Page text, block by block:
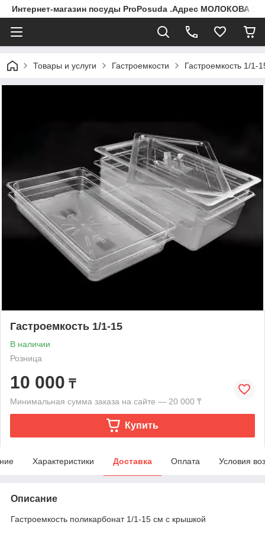
Интернет-магазин посуды ProPosuda .Адрес МОЛОКОВА
Товары и услуги Гастроемкости Гастроемкость 1/1-
Гастроемкость 1/1-15
В наличии
Розница
10 000 ₸
Минимальная сумма заказа на сайте — 20 000 ₸
Купить
Характеристики Доставка Оплата Условия
Описание
Гастроемкость поликарбонат 1/1-15 см с крышкой